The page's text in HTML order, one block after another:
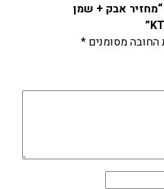
אבק + שמן
החובה מסומנים *